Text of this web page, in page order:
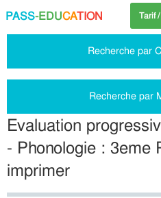
PASS-EDUCATION Tarif
Recherche par
Recherche par
Evaluation
- Phonologie : 3eme
imprimer